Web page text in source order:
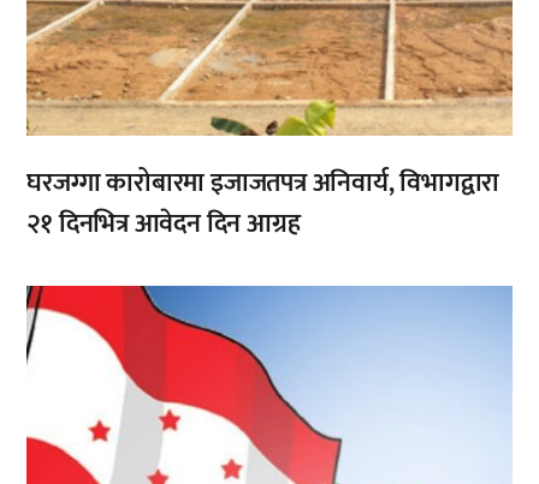
घरजग्गा कारोबारमा इजाजतपत्र अनिवार्य, विभागद्वारा
२१ दिनभित्र आवेदन दिन आग्रह
,